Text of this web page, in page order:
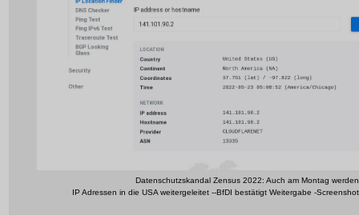
Datenschutzskandal Zensus 2022: Auch am Montag werden
IP Adressen in die USA weitergeleitet --BfDI bestätigt Weitergabe -Screenshot